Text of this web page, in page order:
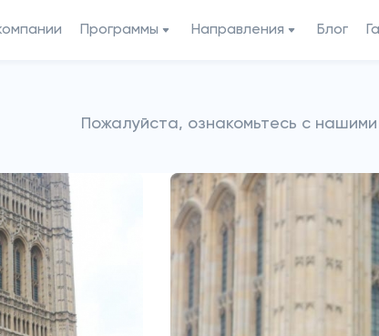
Программы Направления Блог
Пожалуйста, ознакомьтесь с